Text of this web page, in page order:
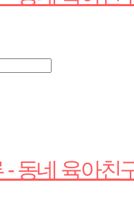
동네 육아친